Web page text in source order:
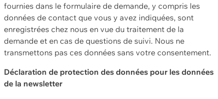
fournies dans le formulaire de demande, y compris les
données de contact que vous y avez indiquées, sont
enregistrées chez nous en vue du traitement de la
demande et en cas de questions de suivi. Nous ne
transmettons pas ces données sans votre consentement.
Déclaration de protection des données pour les données
de la newsletter